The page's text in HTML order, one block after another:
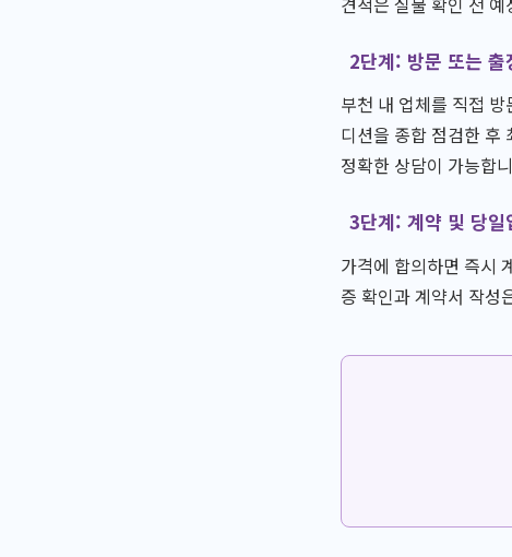
2단계: 방문 또는 출
부천 내 업체를 직접
디션을 종합 점검한 후
정확한 상담이 가능합
3단계: 계약 및 당일
가격에 합의하면 즉시
증 확인과 계약서 작성